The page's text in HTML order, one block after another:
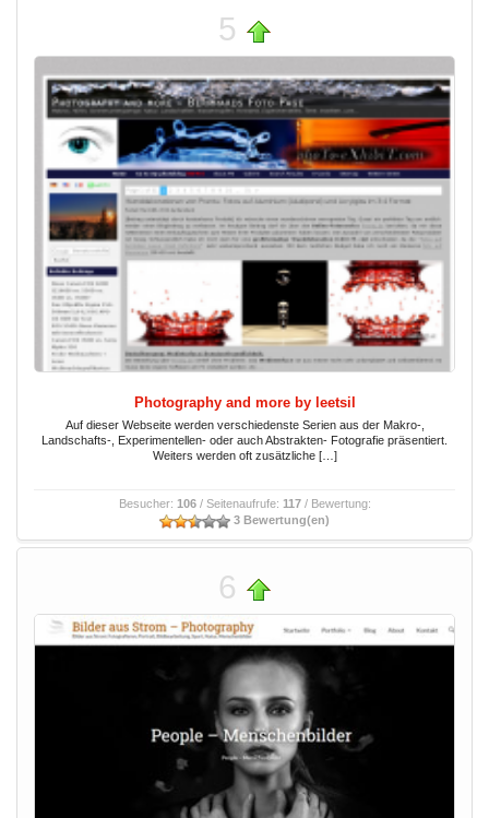
5
Photography and more by leetsil
Auf dieser Webseite werden verschiedenste Serien aus der Makro-,
Landschafts-, Experimentellen- oder auch Abstrakten- Fotografie präsentiert.
Weiters werden oft zusätzliche […]
Besucher: 106/ Seitenaufrufe: 117/ Bewertung:
3 Bewertung(en)
6